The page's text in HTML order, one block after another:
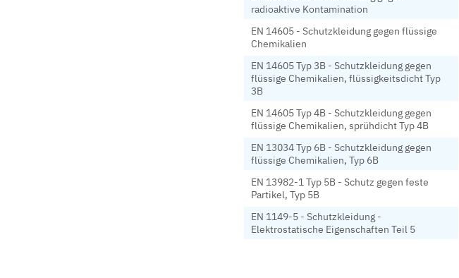
radioaktive Kontamination
EN 14605 - Schutzkleidung gegen flüssige
Chemikalien
EN 14605 Typ 3B - Schutzkleidung gegen
flüssige Chemikalien, flüssigkeitsdicht Typ
3B
EN 14605 Typ 4B - Schutzkleidung gegen
flüssige Chemikalien, sprühdicht Typ 4B
EN 13034 Typ 6B - Schutzkleidung gegen
flüssige Chemikalien, Typ 6B
EN 13982-1 Typ 5B - Schutz gegen feste
Partikel, Typ 5B
EN 1149-5 - Schutzkleidung -
Elektrostatische Eigenschaften Teil 5